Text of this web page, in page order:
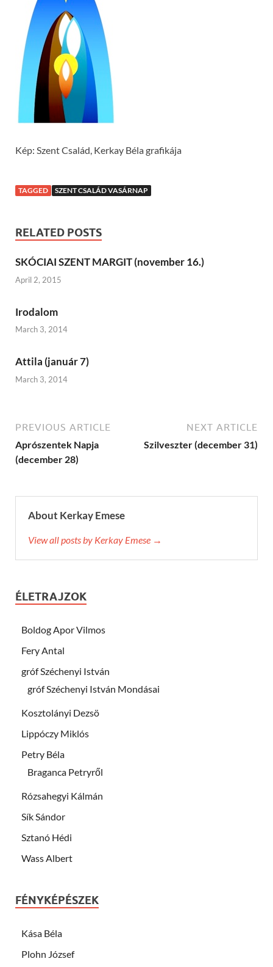
Kép: Szent Család, Kerkay Béla grafikája
TAGGED SZENT CSALÁD VASÁRNAP
RELATED POSTS
SKÓCIAI SZENT MARGIT (november 16.)
April 2, 2015
Irodalom
March 3, 2014
Attila (január 7)
March 3, 2014
PREVIOUS ARTICLE
Aprószentek Napja
(december 28)
NEXT ARTICLE
Szilveszter (december 31)
About Kerkay Emese
View all posts by Kerkay Emese →
ÉLETRAJZOK
Boldog Apor Vilmos
Fery Antal
gróf Széchenyi István
gróf Széchenyi István Mondásai
Kosztolányi Dezsö
Lippóczy Miklós
Petry Béla
Braganca Petryről
Rózsahegyi Kálmán
Sík Sándor
Sztanó Hédi
Wass Albert
FÉNYKÉPÉSZEK
Kása Béla
Plohn József